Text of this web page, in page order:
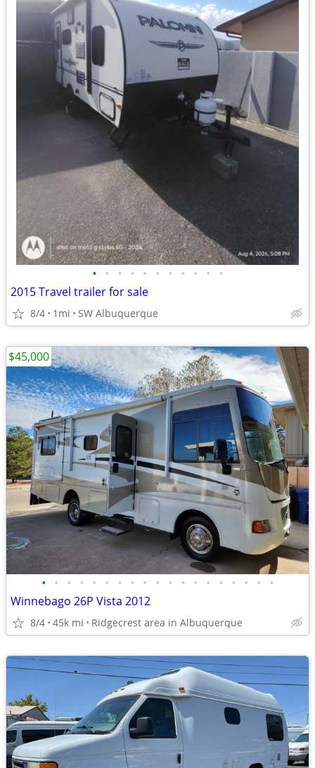
• • • • • • • • • • •
2015 Travel trailer for sale
8/4 1mi SW Albuquerque
• • • • • • • • • • • • • • • • • • •
Winnebago 26P Vista 2012
8/4 45k mi Ridgecrest area in Albuquerque
$45,000